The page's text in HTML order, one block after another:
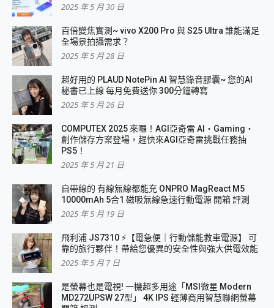
2025 年 5 月 30 日
百倍變焦實測~ vivo X200 Pro 與 S25 Ultra 誰能滿足
全場景拍攝需求？
2025 年 5 月 28 日
超好用的 PLAUD NotePin AI 智慧錄音膠囊~ 您的AI
秘書已上線 每月免費送你 300分鐘轉寫
2025 年 5 月 26 日
COMPUTEX 2025 來囉！AGI亞奇雷 AI・Gaming・
創作儲存方案登場，趕快來AGI亞奇雷挑戰任務抽
PS5！
2025 年 5 月 21 日
自帶線的 有線無線都能充 ONPRO MagReact M5
10000mAh 5合1 磁吸無線急速行動電源 開箱 評測
2025 年 5 月 19 日
飛利浦 JS7310 ⚡【電急便｜行動儲能救車電源】 可
靠的旅行夥伴！帶給您優異的安全性與強大供電效能
2025 年 5 月 7 日
是螢幕也是電視! 一機超多用途「MSI微星 Modern
MD272UPSW 27型」 4K IPS 輕薄商用智慧聯網螢幕